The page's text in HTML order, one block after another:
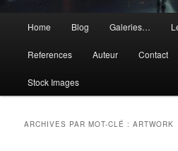
principal
Home Blog Galeries…
References Auteur Contact
Stock Images
ARCHIVES PAR MOT-CLÉ :ARTWORK